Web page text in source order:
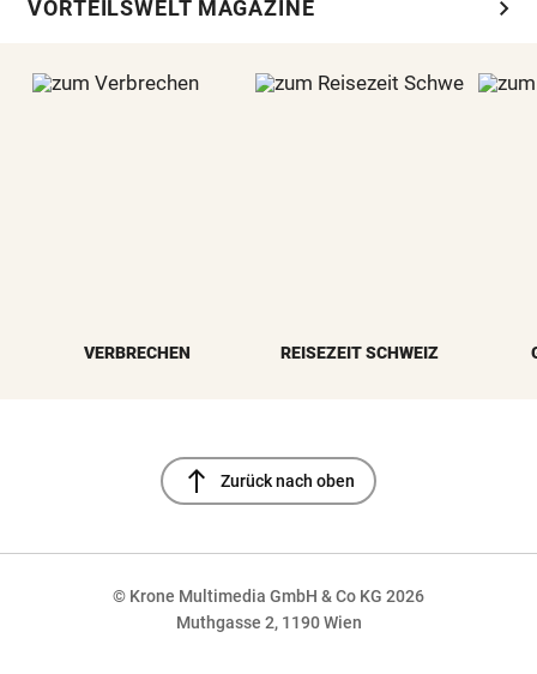
VORTEILSWELT MAGAZINE chevron_right
VERBRECHEN REISEZEIT SCHWEIZ
north Zurück nach oben
© Krone Multimedia GmbH & Co KG 2026
Muthgasse 2, 1190 Wien